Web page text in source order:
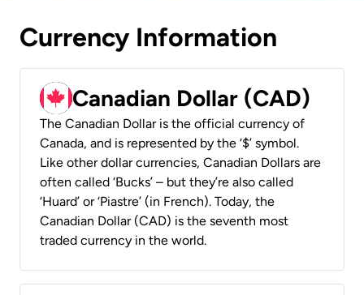
Currency Information
Canadian Dollar (CAD)
The Canadian Dollar is the official currency of
Canada, and is represented by the ‘$’ symbol.
Like other dollar currencies, Canadian Dollars are
often called ‘Bucks’ – but they’re also called
‘Huard’ or ‘Piastre’ (in French). Today, the
Canadian Dollar (CAD) is the seventh most
traded currency in the world.